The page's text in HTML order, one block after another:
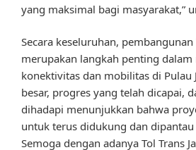
yang maksimal bagi masyarakat,”
Secara keseluruhan, pembangunan
merupakan langkah penting
konektivitas dan mobilitas di Pulau
besar, progres yang telah dicapai,
dihadapi menunjukkan bahwa
untuk terus didukung dan
Semoga dengan adanya Tol Trans